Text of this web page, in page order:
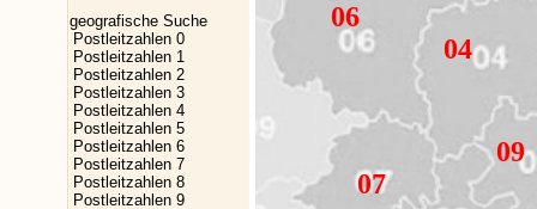
geografische Suche
Postleitzahlen 0
Postleitzahlen 1
Postleitzahlen 2
Postleitzahlen 3
Postleitzahlen 4
Postleitzahlen 5
Postleitzahlen 6
Postleitzahlen 7
Postleitzahlen 8
Postleitzahlen 9
06
04
09
07